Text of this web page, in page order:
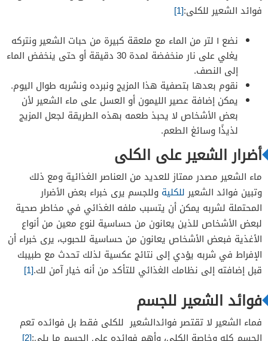
فوائد الشعير للكلى:[1]
نضع ١ لتر من الماء مع ملعقة كبيرة من حبات الشعير ونتركه
يغلي على نار منخفضة لمدة 30 دقيقة أو حتى ينخفض ​​الماء
إلى النصف.
نقوم بعدها بتصفية هذا المزيج ونبرده ونشربه طوال اليوم.
يمكن إضافة عصير الليمون أو العسل على ماء الشعير لأن
بعض الأشخاص لا يحبذ طعمه بهذه الطريقة لجعل المزيج
لذيذًا وسائغ الطعم.
أضرار الشعير على الكلى
ماء الشعير مصدر ممتاز للعديد من العناصر الغذائية ومع ذلك
وتبين فوائد الشعيرللكلية وللجسم يرى خبراء بعض الأضرار
المحتملة لشربه يمكن أن يتسبب ملفه الغذائي في مخاطر صحية
لبعض الأشخاص للذين يعانون من حساسية لنوع معين من أنواع
الأغذية فبعض الأشخاص يعانون من حساسية للحبوب، يرى خبراء أن
الإفراط في شربه يؤدي إلى نتائج عكسية لذلك تحدث مع طبيبك
قبل إضافته إلى نظامك الغذائي للتأكد من أنه خيار آمن لك.[1]
فوائد الشعير للجسم
فماء الشعير لا تقتصر فوائدالشعير للكلى فقط بل فوائده تعم